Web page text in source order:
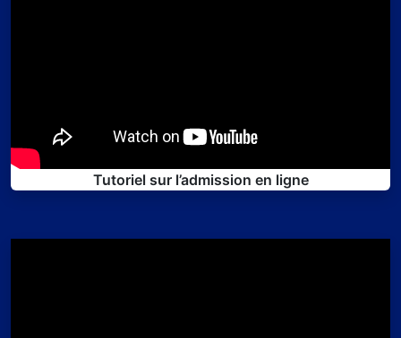
Tutoriel sur l’admission en ligne